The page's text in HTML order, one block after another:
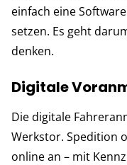
einfach eine
setzen. Es geht
denken.
Digitale
Die digitale
Werkstor. Spedition
online an – mit